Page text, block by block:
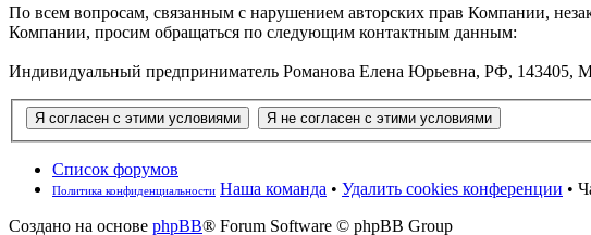
По всем вопросам, связанным с нарушением авторских прав Компании,
Компании, просим обращаться по следующим контактным данным:
Индивидуальный предприниматель Романова Елена Юрьевна, РФ, 143405,
Список форумов
Политика конфиденциальности Наша команда • Удалить cookies конференции •
Создано на основе phpBB® Forum Software © phpBB Group